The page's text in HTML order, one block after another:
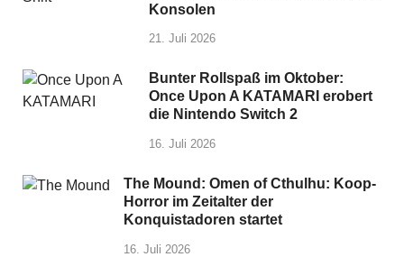
Konsolen
21. Juli 2026
Bunter Rollspaß im Oktober:
Once Upon A KATAMARI erobert
die Nintendo Switch 2
16. Juli 2026
The Mound: Omen of Cthulhu: Koop-
Horror im Zeitalter der
Konquistadoren startet
16. Juli 2026